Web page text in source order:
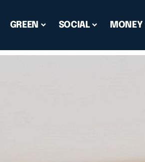
GREEN SOCIAL MONEY